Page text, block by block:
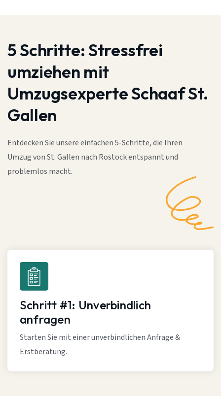
5 Schritte:Stressfrei
umziehen mit
Umzugsexperte Schaaf St.
Gallen
Entdecken Sie unsere einfachen 5-Schritte, die Ihren
Umzug von St. Gallen nach Rostock entspannt und
problemlos macht.
Schritt #1: Unverbindlich
anfragen
Starten Sie mit einer unverbindlichen Anfrage &
Erstberatung.